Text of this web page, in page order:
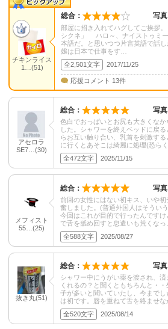
チキンライス
1…(51)
総合： 写真
部屋に招き入れてハグしてご挨拶
シクネ」 ハロ～、ナイストゥミ
本語だ。と思いつつ片言英語で話
嬢は日本で仕事をす…
全2,501文字
2017/11/25
応援コメント 13件
アセロラ
SE7…(30)
総合： 写真
色白でおっぱいとお尻も大きくなか
した。シャワーを終えベッドに戻
らお互い触り合い、乳首を刺激す
に行くとあそこは綺麗に処理(恐ら
全472文字
2025/11/15
メフィスト
55…(25)
総合： 写真
前回の女性にはない初キス、いや
奮しました。(普通外国人はそうい
今回はこれが目的で行ったんです
で舌を舐め回すと息遣いも荒くなっ
全588文字
2025/08/27
抜き丸(51)
総合： 写真
シャワー中にうがい薬を渡され、
くれるの？と聞くともちろんと・
子が多いと聞いていたし、今まで
は初です。唇を重ねて舌を絡ませな
全520文字
2025/08/14